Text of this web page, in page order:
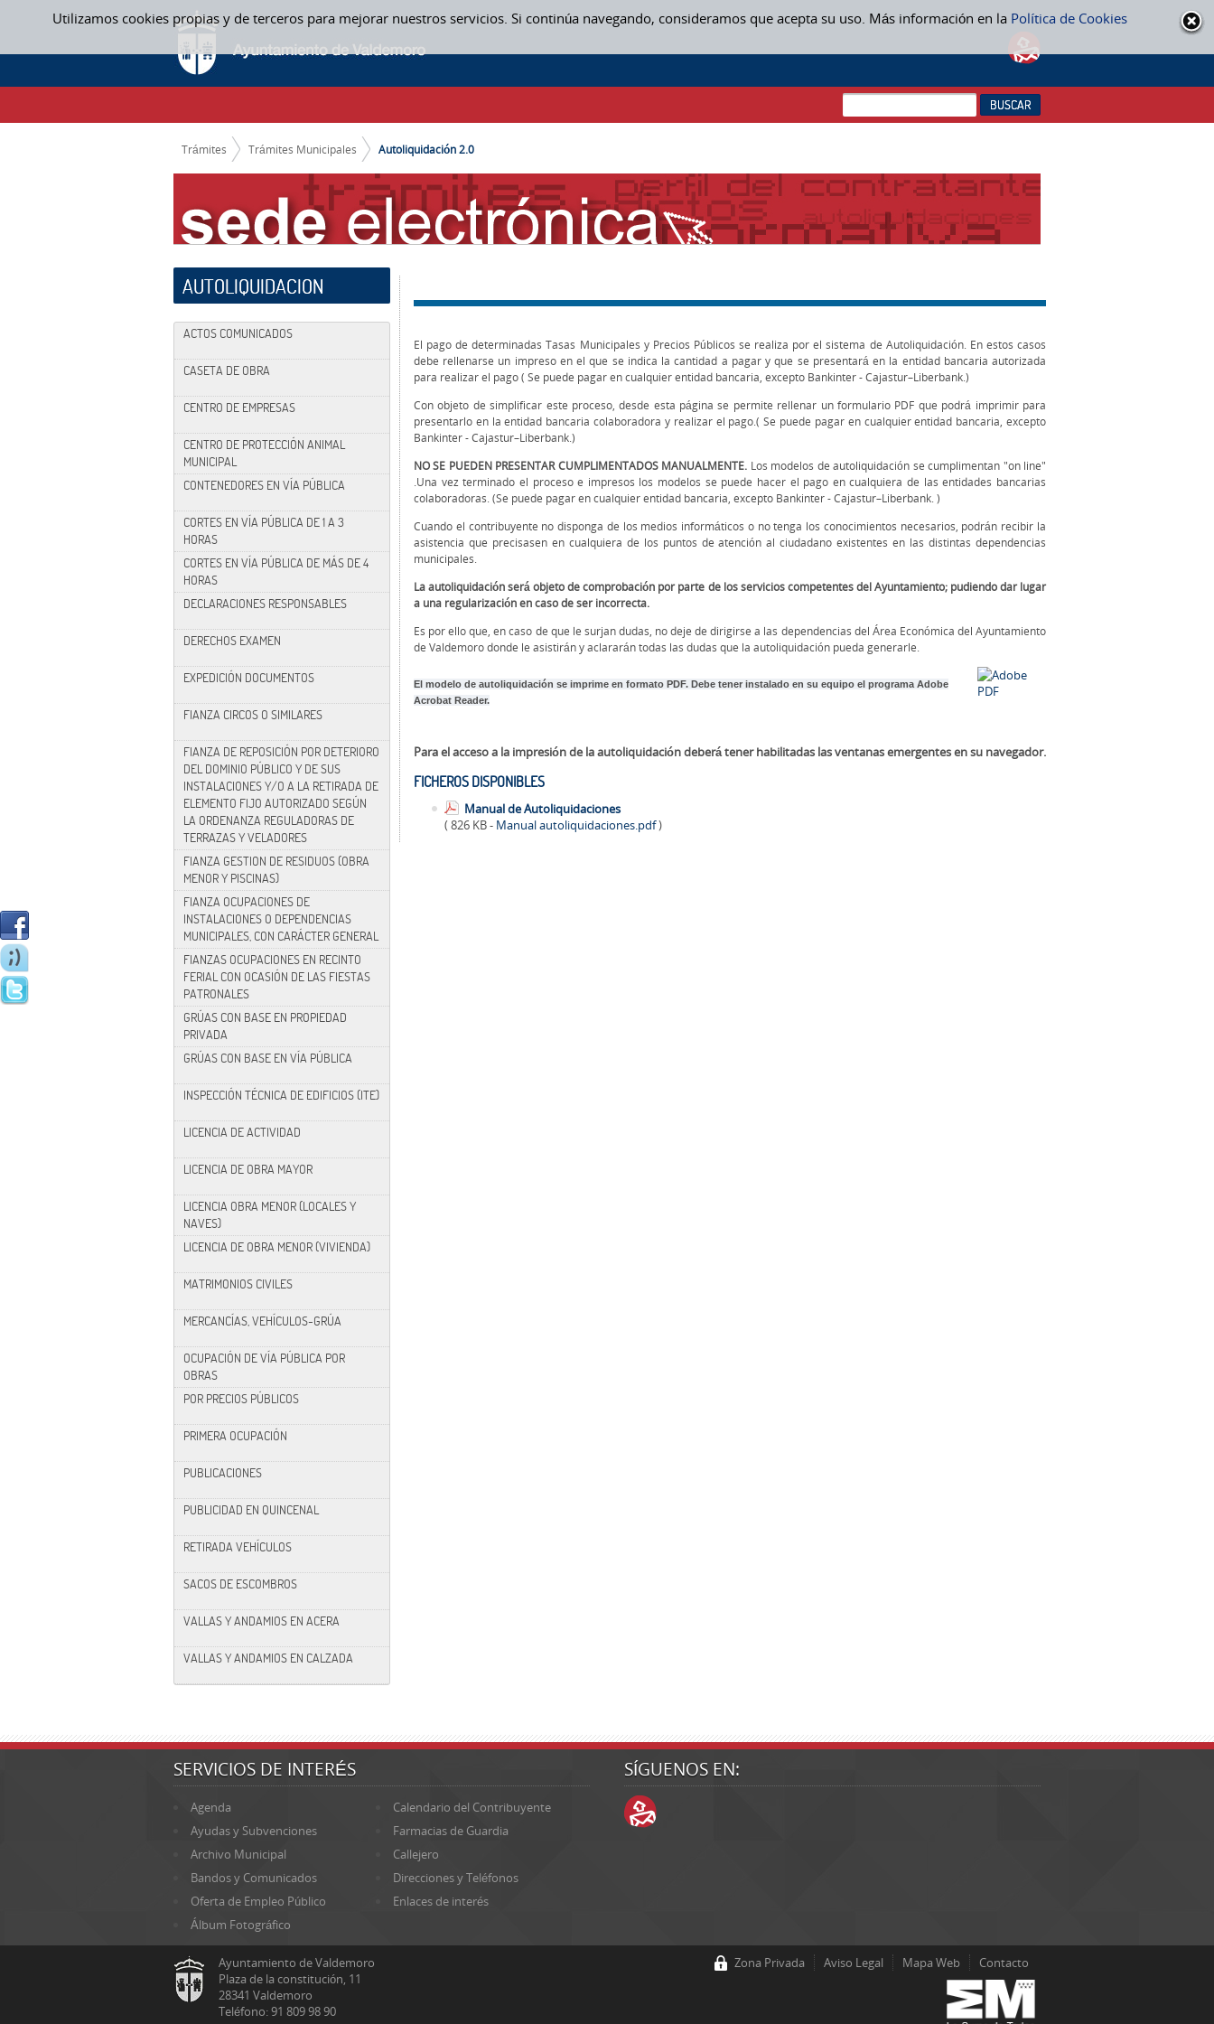
Utilizamos cookies propias y de terceros para mejorar nuestros servicios. Si continúa navegando, consideramos que acepta su uso. Más información en la Política de Cookies
Saltar al contenido
AUTOLIQUIDACIÓN 2.0
CAMINO DE MIGAS
Trámites Trámites Municipales Autoliquidación 2.0
AUTOLIQUIDACION
ACTOS COMUNICADOS
CASETA DE OBRA
CENTRO DE EMPRESAS
CENTRO DE PROTECCIÓN ANIMAL
MUNICIPAL
CONTENEDORES EN VÍA PÚBLICA
CORTES EN VÍA PÚBLICA DE 1 A 3
HORAS
CORTES EN VÍA PÚBLICA DE MÁS DE 4
HORAS
DECLARACIONES RESPONSABLES
DERECHOS EXAMEN
EXPEDICIÓN DOCUMENTOS
FIANZA CIRCOS O SIMILARES
FIANZA DE REPOSICIÓN POR DETERIORO
DEL DOMINIO PÚBLICO Y DE SUS
INSTALACIONES Y/O A LA RETIRADA DE
ELEMENTO FIJO AUTORIZADO SEGÚN
LA ORDENANZA REGULADORAS DE
TERRAZAS Y VELADORES
FIANZA GESTION DE RESIDUOS (OBRA
MENOR Y PISCINAS)
FIANZA OCUPACIONES DE
INSTALACIONES O DEPENDENCIAS
MUNICIPALES, CON CARÁCTER GENERAL
FIANZAS OCUPACIONES EN RECINTO
FERIAL CON OCASIÓN DE LAS FIESTAS
PATRONALES
GRÚAS CON BASE EN PROPIEDAD
PRIVADA
GRÚAS CON BASE EN VÍA PÚBLICA
INSPECCIÓN TÉCNICA DE EDIFICIOS (ITE)
LICENCIA DE ACTIVIDAD
LICENCIA DE OBRA MAYOR
LICENCIA OBRA MENOR (LOCALES Y
NAVES)
LICENCIA DE OBRA MENOR (VIVIENDA)
MATRIMONIOS CIVILES
MERCANCÍAS, VEHÍCULOS-GRÚA
OCUPACIÓN DE VÍA PÚBLICA POR
OBRAS
POR PRECIOS PÚBLICOS
PRIMERA OCUPACIÓN
PUBLICACIONES
PUBLICIDAD EN QUINCENAL
RETIRADA VEHÍCULOS
SACOS DE ESCOMBROS
VALLAS Y ANDAMIOS EN ACERA
VALLAS Y ANDAMIOS EN CALZADA
El pago de determinadas Tasas Municipales y Precios Públicos se realiza por el sistema de Autoliquidación. En estos casos
debe rellenarse un impreso en el que se indica la cantidad a pagar y que se presentará en la entidad bancaria autorizada
para realizar el pago ( Se puede pagar en cualquier entidad bancaria, excepto Bankinter - Cajastur–Liberbank.)
Con objeto de simplificar este proceso, desde esta página se permite rellenar un formulario PDF que podrá imprimir para
presentarlo en la entidad bancaria colaboradora y realizar el pago.( Se puede pagar en cualquier entidad bancaria, excepto
Bankinter - Cajastur–Liberbank.)
NO SE PUEDEN PRESENTAR CUMPLIMENTADOS MANUALMENTE. Los modelos de autoliquidación se cumplimentan "on line"
.Una vez terminado el proceso e impresos los modelos se puede hacer el pago en cualquiera de las entidades bancarias
colaboradoras. (Se puede pagar en cualquier entidad bancaria, excepto Bankinter - Cajastur–Liberbank. )
Cuando el contribuyente no disponga de los medios informáticos o no tenga los conocimientos necesarios, podrán recibir la
asistencia que precisasen en cualquiera de los puntos de atención al ciudadano existentes en las distintas dependencias
municipales.
La autoliquidación será objeto de comprobación por parte de los servicios competentes del Ayuntamiento; pudiendo dar lugar
a una regularización en caso de ser incorrecta.
Es por ello que, en caso de que le surjan dudas, no deje de dirigirse a las dependencias del Área Económica del Ayuntamiento
de Valdemoro donde le asistirán y aclararán todas las dudas que la autoliquidación pueda generarle.
El modelo de autoliquidación se imprime en formato PDF. Debe tener instalado en su equipo el programa Adobe
Acrobat Reader.
Para el acceso a la impresión de la autoliquidación deberá tener habilitadas las ventanas emergentes en su navegador.
FICHEROS DISPONIBLES
Manual de Autoliquidaciones
( 826 KB - Manual autoliquidaciones.pdf)
SERVICIOS DE INTERÉS
Agenda
Calendario del Contribuyente
Ayudas y Subvenciones
Farmacias de Guardia
Archivo Municipal
Callejero
Bandos y Comunicados
Direcciones y Teléfonos
Oferta de Empleo Público
Enlaces de interés
Álbum Fotográfico
SÍGUENOS EN:
Ayuntamiento de Valdemoro
Plaza de la constitución, 11
28341 Valdemoro
Teléfono: 91 809 98 90
Zona Privada Aviso Legal Mapa Web Contacto